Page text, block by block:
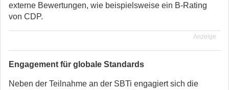
externe Bewertungen, wie beispielsweise ein B-Rating
von CDP.
Anzeige
Engagement für globale Standards
Neben der Teilnahme an der SBTi engagiert sich die